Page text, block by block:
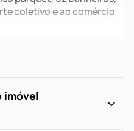
coletivo e ao comércio
imóvel